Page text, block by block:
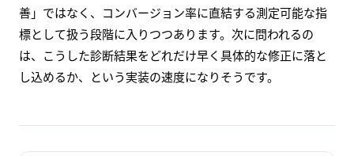
善」ではなく、コンバージョン率に直結する測定可能な指
標として扱う段階に入りつつあります。次に問われるの
は、こうした診断結果をどれだけ早く具体的な修正に落と
し込めるか、という実装の速度になりそうです。